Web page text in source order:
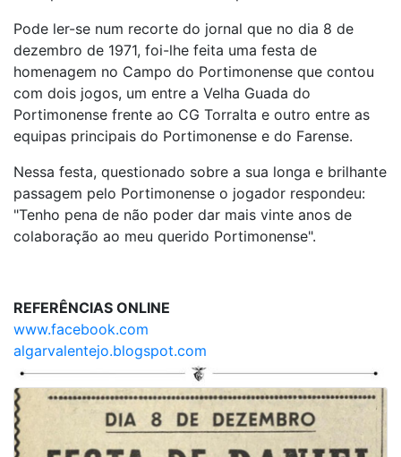
Pode ler-se num recorte do jornal que no dia 8 de
dezembro de 1971, foi-lhe feita uma festa de
homenagem no Campo do Portimonense que contou
com dois jogos, um entre a Velha Guada do
Portimonense frente ao CG Torralta e outro entre as
equipas principais do Portimonense e do Farense.
Nessa festa, questionado sobre a sua longa e brilhante
passagem pelo Portimonense o jogador respondeu:
"Tenho pena de não poder dar mais vinte anos de
colaboração ao meu querido Portimonense".
REFERÊNCIAS ONLINE
www.facebook.com
algarvalentejo.blogspot.com